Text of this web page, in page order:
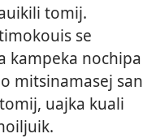
tomij.
se
kampeka nochipa
mitsinamasej san
uajka kuali